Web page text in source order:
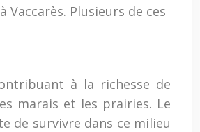
Plusieurs de ces
à la richesse de
marais et les prairies. Le
de survivre dans ce milieu